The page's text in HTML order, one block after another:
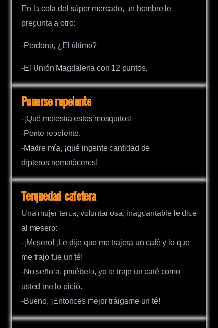
En la cola del súper mercado, un hombre le
pregunta a otro:
-Perdona, ¿El último?
-El Unión Magdalena con 12 puntos.
Ponerse repelente
-¡Qué molestia estos mosquitos!
-Ponte repelente.
-Madre mía, ¡qué ingente cantidad de
dípteros nematóceros!
Terquedad cafetera
Una mujer terca, voluntariosa, inaguantable le dice
al mesero:
-¡Mesero! ¡Le dije que me trajera un café y lo que
me trajo fue un té!
-No señora, pruébelo, yo le traje un café como
usted me lo pidió.
-Bueno, ¡Entonces mejor tráigame un té!